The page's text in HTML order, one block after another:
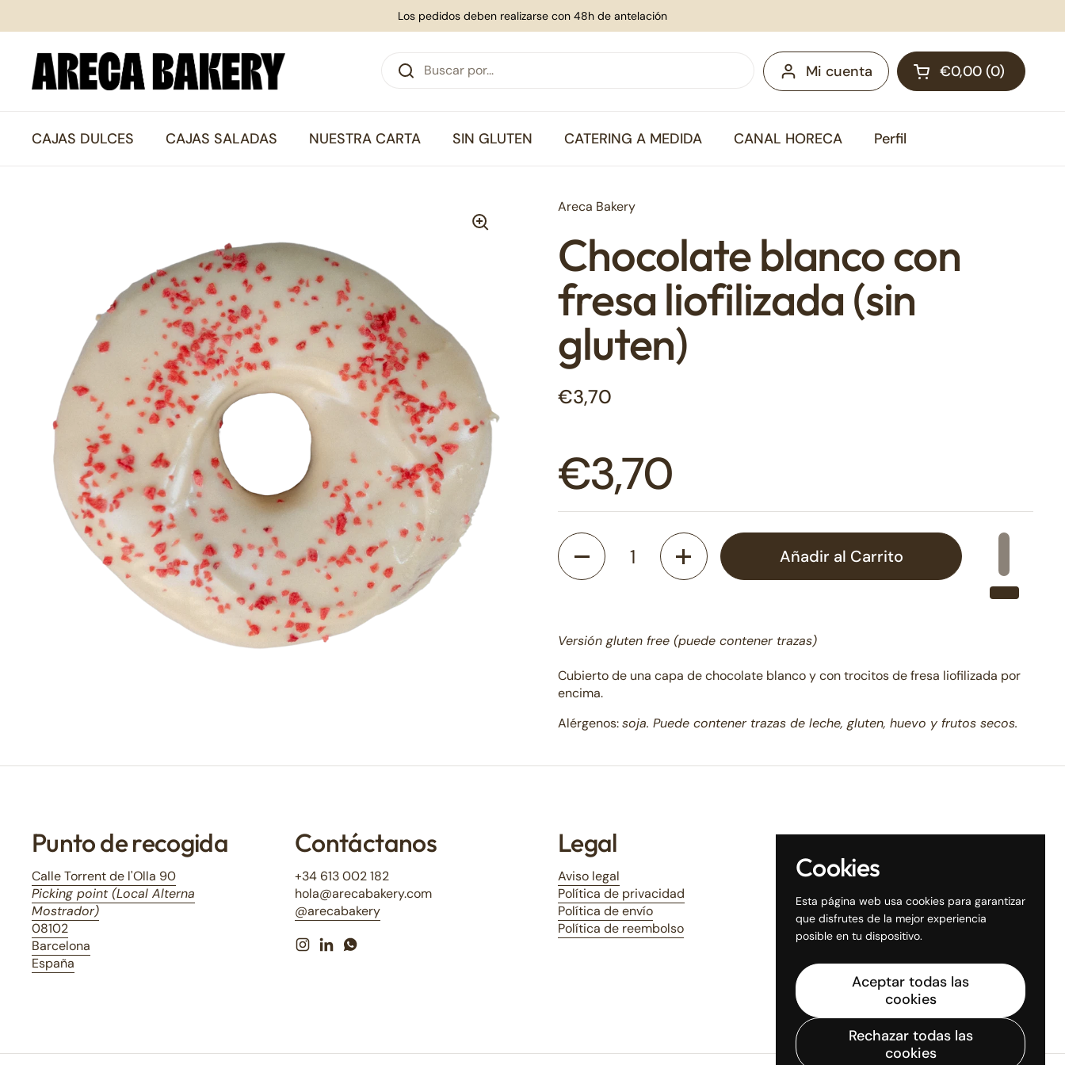
Los pedidos deben realizarse con 48h de antelación
Mi cuenta Abrir carrito
Carrito Total:
€0,00 0
productos en tu
CAJAS DULCES CAJAS SALADAS NUESTRA CARTA SIN GLUTEN CATERING A MEDIDA CANAL HORECA Perfil
Areca Bakery
Chocolate blanco con
fresa liofilizada (sin
gluten)
Precio normal
€3,70
Precio normal
€3,70
Cantidad
Añadir al Carrito
Versión gluten free (puede contener trazas)
Cubierto de una capa de chocolate blanco y con trocitos de fresa liofilizada por
encima.
Alérgenos:soja. Puede contener trazas de leche, gluten, huevo y frutos secos.
Punto de recogida
Calle Torrent de l'Olla 90
Picking point (Local Alterna
Mostrador)
08102
Barcelona
España
Contáctanos
+34 613 002 182
hola@arecabakery.com
@arecabakery
Instagram
LinkedInWhatsApp
Legal
Aviso legal
Política de privacidad
Política de envío
Política de reembolso
Cookies
Esta página web usa cookies para garantizar
que disfrutes de la mejor experiencia
posible en tu dispositivo.
Aceptar todas las
cookies
Rechazar todas las
cookies